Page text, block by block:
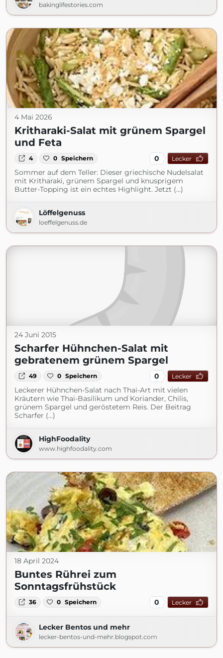
bakinglifestories.com
4 Mai 2026
Kritharaki-Salat mit grünem Spargel
und Feta
4 0 Speichern 0 Lecker
Sommer auf dem Teller: Dieser griechische Nudelsalat
mit Kritharaki, grünem Spargel und knusprigem
Butter-Topping ist ein echtes Highlight. Jetzt (...)
Löffelgenuss
loeffelgenuss.de
24 Juni 2015
Scharfer Hühnchen-Salat mit
gebratenem grünem Spargel
49 0 Speichern 0 Lecker
Leckerer Hühnchen-Salat nach Thai-Art mit vielen
Kräutern wie Thai-Basilikum und Koriander, Chilis,
grünem Spargel und geröstetem Reis. Der Beitrag
Scharfer (...)
HighFoodality
www.highfoodality.com
18 April 2024
Buntes Rührei zum
Sonntagsfrühstück
36 0 Speichern 0 Lecker
Lecker Bentos und mehr
lecker-bentos-und-mehr.blogspot.com